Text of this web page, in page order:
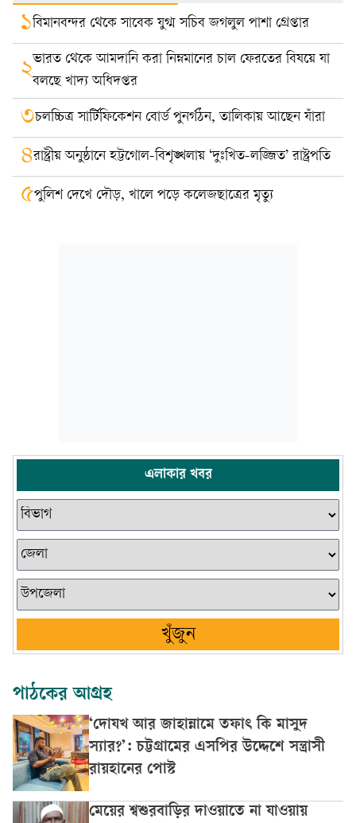
১বিমানবন্দর থেকে সাবেক যুগ্ম সচিব জগলুল পাশা গ্রেপ্তার
২ভারত থেকে আমদানি করা নিম্নমানের চাল ফেরতের বিষয়ে যা
বলছে খাদ্য অধিদপ্তর
৩চলচ্চিত্র সার্টিফিকেশন বোর্ড পুনর্গঠন, তালিকায় আছেন যাঁরা
৪রাষ্ট্রীয় অনুষ্ঠানে হট্টগোল-বিশৃঙ্খলায় ‘দুঃখিত-লজ্জিত’ রাষ্ট্রপতি
৫পুলিশ দেখে দৌড়, খালে পড়ে কলেজছাত্রের মৃত্যু
এলাকার খবর
খুঁজুন
পাঠকের আগ্রহ
‘দোযখ আর জাহান্নামে তফাৎ কি মাসুদ
স্যার?’: চট্টগ্রামের এসপির উদ্দেশে সন্ত্রাসী
রায়হানের পোস্ট
মেয়ের শ্বশুরবাড়ির দাওয়াতে না যাওয়ায়